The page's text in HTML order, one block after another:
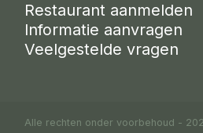
Restaurant aanmelden
Informatie aanvragen
Veelgestelde vragen
Alle rechten onder voorbehoud -